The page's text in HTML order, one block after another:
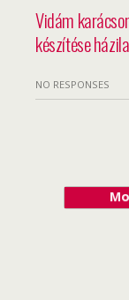
Vidám
készítése
NO RESPONSES